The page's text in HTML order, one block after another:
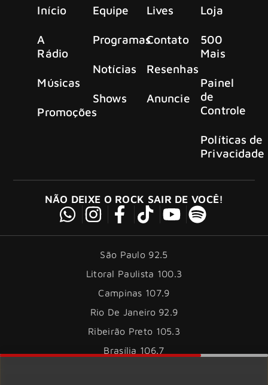
Início
A
Rádio
Músicas
Promoções
Equipe
Programas
Notícias
Shows
Lives
Contato
Resenhas
Anuncie
Loja
500
Mais
Painel
de
Controle
Políticas de
Privacidade
NÃO DEIXE O ROCK SAIR DE VOCÊ!
São Paulo 92.5
Litoral Paulista 100.3
Campinas 107.9
Rio De Janeiro 92.9
Ribeirão Preto 105.3
Brasília 106.7